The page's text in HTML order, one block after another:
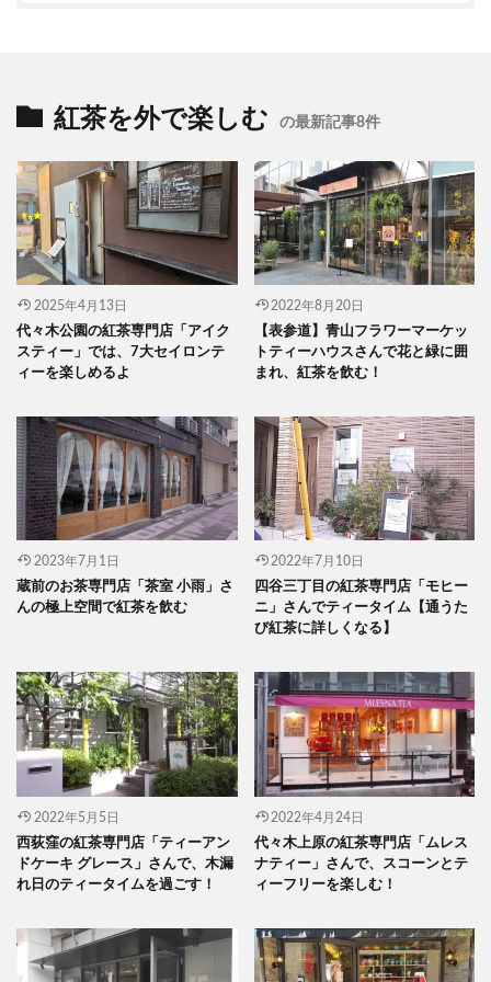
紅茶を外で楽しむ の最新記事8件
2025年4月13日
代々木公園の紅茶専門店「アイク
スティー」では、7大セイロンテ
ィーを楽しめるよ
2022年8月20日
【表参道】青山フラワーマーケッ
トティーハウスさんで花と緑に囲
まれ、紅茶を飲む！
2023年7月1日
蔵前のお茶専門店「茶室 小雨」さ
んの極上空間で紅茶を飲む
2022年7月10日
四谷三丁目の紅茶専門店「モヒー
ニ」さんでティータイム【通うた
び紅茶に詳しくなる】
2022年5月5日
西荻窪の紅茶専門店「ティーアン
ドケーキ グレース」さんで、木漏
れ日のティータイムを過ごす！
2022年4月24日
代々木上原の紅茶専門店「ムレス
ナティー」さんで、スコーンとテ
ィーフリーを楽しむ！